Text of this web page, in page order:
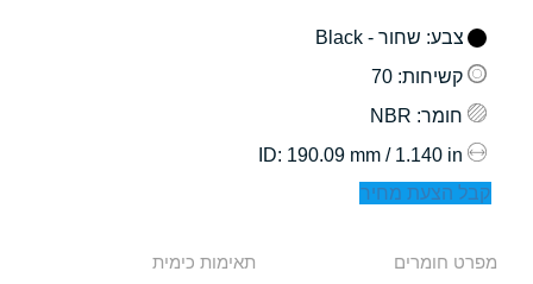
צבע: שחור - Black
קשיחות: 70
חומר: NBR
: 190.09 mm / 1.140 in
קבל הצעת מחיר
מפרט חומרים תאימות כימית